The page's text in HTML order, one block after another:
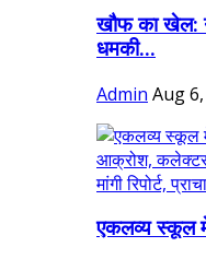
खौफ का खेल:
धमकी...
Admin Aug
एकलव्य स्कूल में